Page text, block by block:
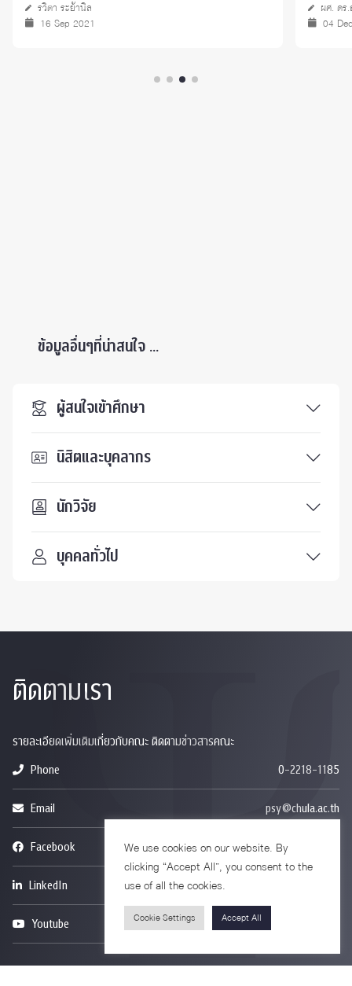
รวิตา ระย้านิล
16 Sep 2021
ผศ. ด
04
ข้อมูลอื่นๆที่น่าสนใจ ...
ผู้สนใจเข้าศึกษา
นิสิตและบุคลากร
นักวิจัย
บุคคลทั่วไป
ติดตามเรา
รายละเอียดเพิ่มเติมเกี่ยวกับคณะ ติดตามข่าวสารคณะ
Phone
0-2218-1185
Email psy@chula.ac.th
Facebook Psychology CU
LinkedIn
Youtube Psy Talk by Faculty of Psychology Chula
We use cookies on our website. By
clicking “Accept All”, you consent to the
use of all the cookies.
Cookie Settings Accept All